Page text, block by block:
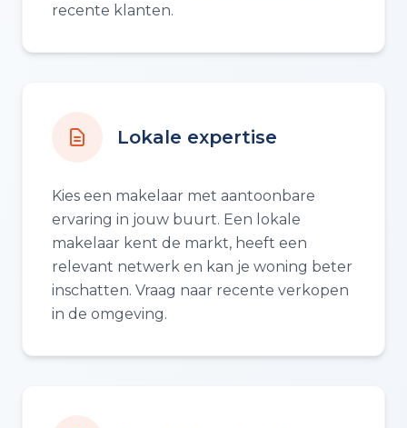
recente klanten.
Lokale expertise
Kies een makelaar met aantoonbare
ervaring in jouw buurt. Een lokale
makelaar kent de markt, heeft een
relevant netwerk en kan je woning beter
inschatten. Vraag naar recente verkopen
in de omgeving.